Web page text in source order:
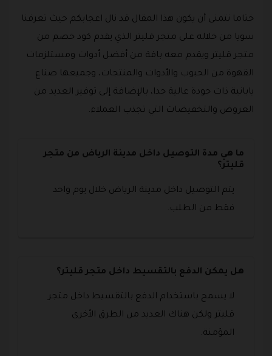
ختاما نتمنى أن يكون هذا المقال قد نال اعجابكم حيث تعرفنا
سويا من خلاله على متجر قليتر الذي يقدم كود خصم من
متجر قليتر ويقدم معه باقة من أفضل أدوات ومستلزمات
القهوة من الحبوب والأدوات والمنتجات، وجميعها صناع
يابانية ذات جودة عالية جدا، بالإضافة إلى توفير العديد من
العروض والتخفيضات التي تجذب العملاء.
ما هي مدة التوصيل داخل مدينة الرياض من متجر
قليتر؟
يتم التوصيل داخل مدينة الرياض خلال يوم واحد
فقط من الطلب.
هل يمكن الدفع بالتقسيط داخل متجر قليتر؟
لا يسمح باستخدام الدفع بالتقسيط داخل متجر
قليتر ولكن هناك العديد من الطرق الأخرى
المؤمنة.